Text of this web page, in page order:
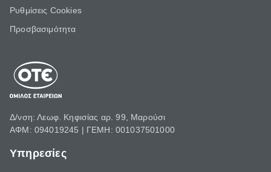
Ρυθμίσεις Cookies
Προσβασιμότητα
Δ/νση: Λεωφ. Κηφισίας αρ. 99, Μαρούσι
ΑΦΜ: 094019245 | ΓΕΜΗ: 001037501000
Υπηρεσίες